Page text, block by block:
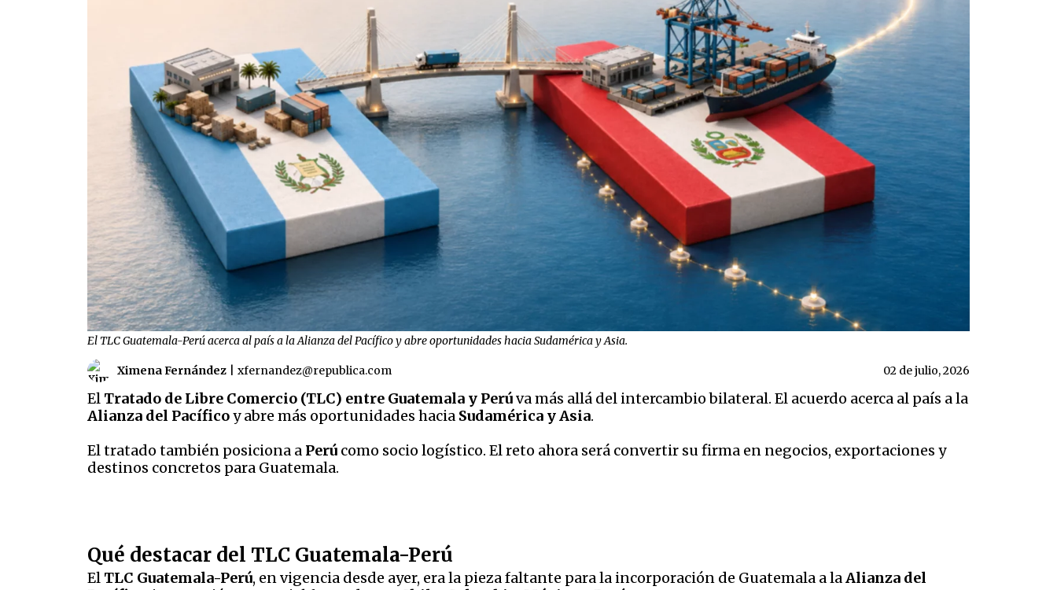
El TLC Guatemala-Perú acerca al país a la Alianza del Pacífico y abre oportunidades hacia Sudamérica y Asia.
Ximena Fernández xfernandez@republica.com 02 de julio, 2026
El Tratado de Libre Comercio (TLC) entre Guatemala y Perúva más allá del intercambio bilateral. El acuerdo acerca al país a la
Alianza del Pacíficoy abre más oportunidades hacia Sudamérica y Asia.
El tratado también posiciona a Perú como socio logístico. El reto ahora será convertir su firma en negocios, exportaciones y
destinos concretos para Guatemala.
Qué destacar del TLC Guatemala-Perú
El TLC Guatemala-Perú, en vigencia desde ayer, era la pieza faltante para la incorporación de Guatemala a laAlianza del